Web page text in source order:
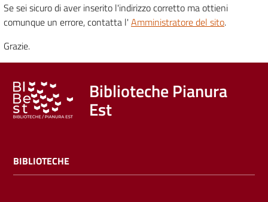
Cosa
offriamo
Trova
libri
e
film
Calendario
Se sei sicuro di aver inserito l'indirizzo corretto ma ottieni
comunque un errore, contatta l' Amministratore del sito.
Grazie.
Biblioteche Pianura
Est
BIBLIOTECHE